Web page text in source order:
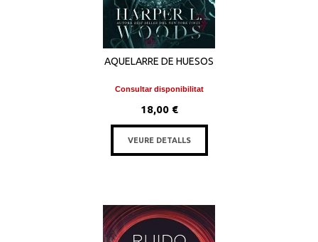
AQUELARRE DE HUESOS
Consultar disponibilitat
18,00 €
VEURE DETALLS